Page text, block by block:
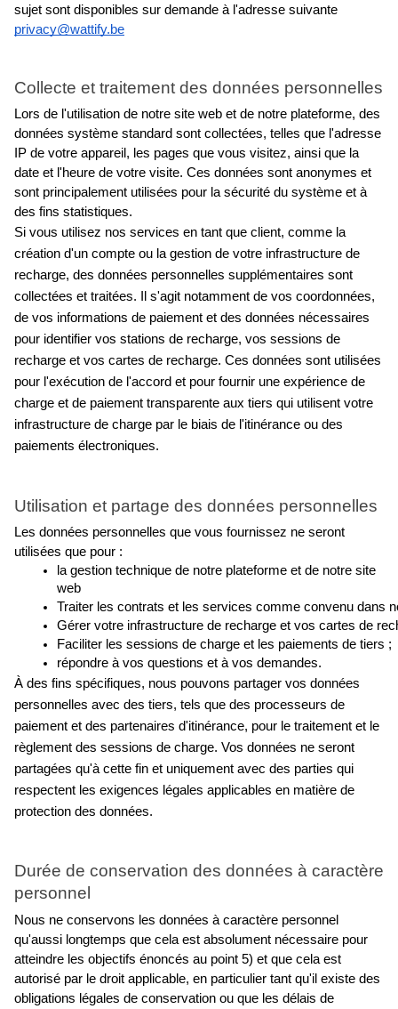
sujet sont disponibles sur demande à l'adresse suivante
privacy@wattify.be
Collecte et traitement des données personnelles
Lors de l'utilisation de notre site web et de notre plateforme, des
données système standard sont collectées, telles que l'adresse
IP de votre appareil, les pages que vous visitez, ainsi que la
date et l'heure de votre visite. Ces données sont anonymes et
sont principalement utilisées pour la sécurité du système et à
des fins statistiques.
Si vous utilisez nos services en tant que client, comme la
création d'un compte ou la gestion de votre infrastructure de
recharge, des données personnelles supplémentaires sont
collectées et traitées. Il s'agit notamment de vos coordonnées,
de vos informations de paiement et des données nécessaires
pour identifier vos stations de recharge, vos sessions de
recharge et vos cartes de recharge. Ces données sont utilisées
pour l'exécution de l'accord et pour fournir une expérience de
charge et de paiement transparente aux tiers qui utilisent votre
infrastructure de charge par le biais de l'itinérance ou des
paiements électroniques.
Utilisation et partage des données personnelles
Les données personnelles que vous fournissez ne seront
utilisées que pour :
la gestion technique de notre plateforme et de notre site
web
Traiter les contrats et les services comme convenu dans
Gérer votre infrastructure de recharge et vos cartes de
Faciliter les sessions de charge et les paiements de tiers ;
répondre à vos questions et à vos demandes.
À des fins spécifiques, nous pouvons partager vos données
personnelles avec des tiers, tels que des processeurs de
paiement et des partenaires d'itinérance, pour le traitement et le
règlement des sessions de charge. Vos données ne seront
partagées qu'à cette fin et uniquement avec des parties qui
respectent les exigences légales applicables en matière de
protection des données.
Durée de conservation des données à caractère
personnel
Nous ne conservons les données à caractère personnel
qu'aussi longtemps que cela est absolument nécessaire pour
atteindre les objectifs énoncés au point 5) et que cela est
autorisé par le droit applicable, en particulier tant qu'il existe des
obligations légales de conservation ou que les délais de